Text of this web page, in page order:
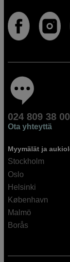
024 809 38 00
Ota yhteyttä
Myymälät ja
Stockholm
Oslo
Helsinki
København
Malmö
Borås